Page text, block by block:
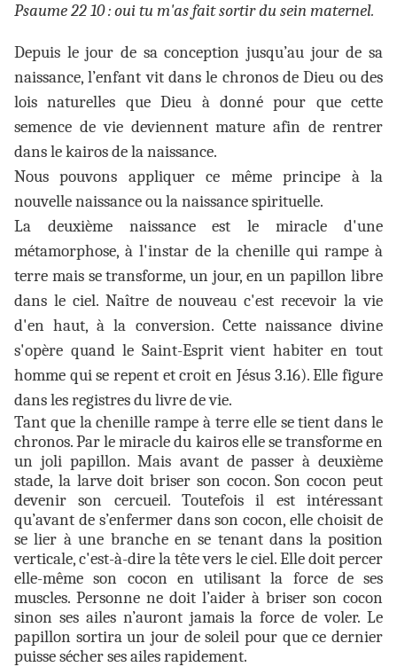
Psaume 22 10 : oui tu m'as fait sortir du sein maternel.
Depuis le jour de sa conception jusqu’au jour de sa
naissance, l’enfant vit dans le chronos de Dieu ou des
lois naturelles que Dieu à donné pour que cette
semence de vie deviennent mature afin de rentrer
dans le kairos de la naissance.
Nous pouvons appliquer ce même principe à la
nouvelle naissance ou la naissance spirituelle.
La deuxième naissance est le miracle d'une
métamorphose, à l'instar de la chenille qui rampe à
terre mais se transforme, un jour, en un papillon libre
dans le ciel. Naître de nouveau c'est recevoir la vie
d'en haut, à la conversion. Cette naissance divine
s'opère quand le Saint-Esprit vient habiter en tout
homme qui se repent et croit en Jésus 3.16). Elle figure
dans les registres du livre de vie.
Tant que la chenille rampe à terre elle se tient dans le
chronos. Par le miracle du kairos elle se transforme en
un joli papillon. Mais avant de passer à deuxième
stade, la larve doit briser son cocon. Son cocon peut
devenir son cercueil. Toutefois il est intéressant
qu’avant de s’enfermer dans son cocon, elle choisit de
se lier à une branche en se tenant dans la position
verticale, c'est-à-dire la tête vers le ciel. Elle doit percer
elle-même son cocon en utilisant la force de ses
muscles. Personne ne doit l’aider à briser son cocon
sinon ses ailes n’auront jamais la force de voler. Le
papillon sortira un jour de soleil pour que ce dernier
puisse sécher ses ailes rapidement.